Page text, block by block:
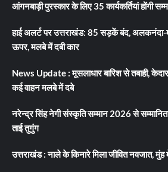
आंगनबाड़ी पुरस्कार के लिए 35 कार्यकर्तियां होंगी
हाई अलर्ट पर उत्तराखंड: 85 सड़कें बंद, अलकनंदा-
ऊपर, मलबे में दबी कार
News Update : मूसलाधार बारिश से तबाही,
कई वाहन मलबे में दबे
नरेन्द्र सिंह नेगी संस्कृति सम्मान 2026 से
ताई तुगुंग
उत्तराखंड : नाले के किनारे मिला जीवित नवजात,